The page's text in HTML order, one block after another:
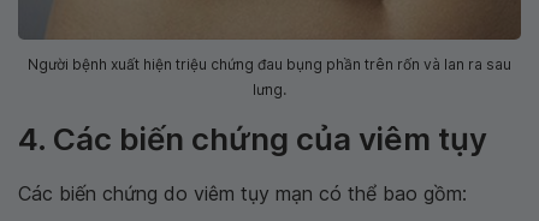
Người bệnh xuất hiện triệu chứng đau bụng phần trên rốn và lan ra sau
lưng.
4. Các biến chứng của viêm tụy
Các biến chứng do viêm tụy mạn có thể bao gồm: